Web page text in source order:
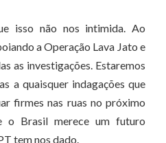
isso não nos intimida. Ao
a Operação Lava Jato e
as investigações. Estaremos
a quaisquer indagações que
firmes nas ruas no próximo
o Brasil merece um futuro
tem nos dado.